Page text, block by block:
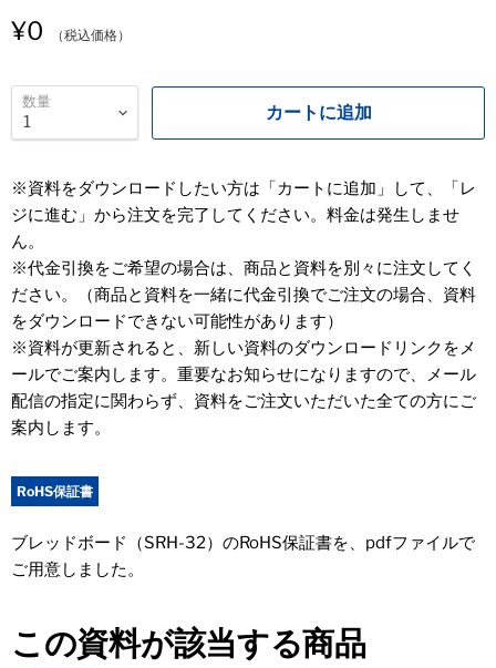
¥0 （税込価格）
数量
カートに追加
※資料をダウンロードしたい方は「カートに追加」して、「レ
ジに進む」から注文を完了してください。料金は発生しませ
ん。
※代金引換をご希望の場合は、商品と資料を別々に注文してく
ださい。（商品と資料を一緒に代金引換でご注文の場合、資料
をダウンロードできない可能性があります）
※資料が更新されると、新しい資料のダウンロードリンクをメ
ールでご案内します。重要なお知らせになりますので、メール
配信の指定に関わらず、資料をご注文いただいた全ての方にご
案内します。
RoHS保証書
ブレッドボード（SRH-32）のRoHS保証書を、pdfファイルで
ご用意しました。
この資料が該当する商品